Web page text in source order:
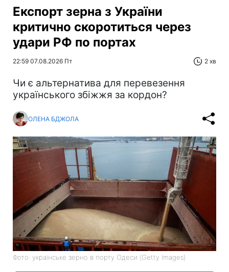
Експорт зерна з України
критично скоротиться через
удари РФ по портах
22:59 07.08.2026 Пт 2 хв
Чи є альтернатива для перевезення
українського збіжжя за кордон?
ОЛЕНА БДЖОЛА
Фото: українське зерно в порту Одеси (Getty Images)